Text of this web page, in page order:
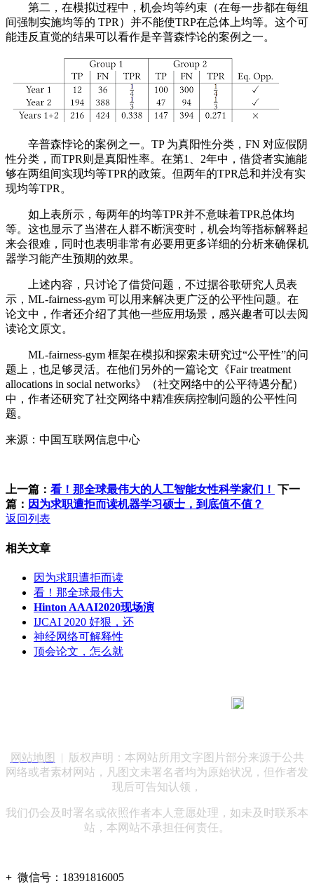
第二，在模拟过程中，机会均等约束（在每一步都在每组
间强制实施均等的 TPR）并不能使TRP在总体上均等。这个可
能违反直觉的结果可以看作是辛普森悖论的案例之一。
辛普森悖论的案例之一。TP 为真阳性分类，FN 对应假阴
性分类，而TPR则是真阳性率。在第1、2年中，借贷者实施能
够在两组间实现均等TPR的政策。但两年的TPR总和并没有实
现均等TPR。
如上表所示，每两年的均等TPR并不意味着TPR总体均
等。这也显示了当潜在人群不断演变时，机会均等指标解释起
来会很难，同时也表明非常有必要用更多详细的分析来确保机
器学习能产生预期的效果。
上述内容，只讨论了借贷问题，不过据谷歌研究人员表
示，ML-fairness-gym 可以用来解决更广泛的公平性问题。在
论文中，作者还介绍了其他一些应用场景，感兴趣者可以去阅
读论文原文。
ML-fairness-gym 框架在模拟和探索未研究过“公平性”的问
题上，也足够灵活。在他们另外的一篇论文《Fair treatment
allocations in social networks》（社交网络中的公平待遇分配）
中，作者还研究了社交网络中精准疾病控制问题的公平性问
题。
来源：中国互联网信息中心
上一篇： 看！那全球最伟大的人工智能女性科学家们！ 下一
篇： 因为求职遭拒而读机器学习硕士，到底值不值？
返回列表
相关文章
因为求职遭拒而读
看！那全球最伟大
Hinton AAAI2020现场演
IJCAI 2020 好狠，还
神经网络可解释性
顶会论文，怎么就
网站地图
| 版权声明：本网站所用文字图片部分来源于公共
网络或者素材网站，凡图文未署名者均为原始状况，但作者发
现后可告知认领，
我们仍会及时署名或依照作者本人意愿处理，如未及时联系本
站，本网站不承担任何责任。
+ 微信号： 18391816005